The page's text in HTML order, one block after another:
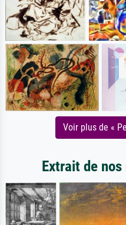
Voir plus de «
Extrait de